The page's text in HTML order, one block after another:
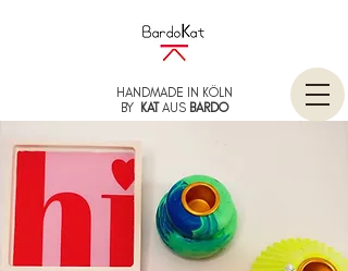
HANDMADE IN KÖLN
BY KATAUS BARDO